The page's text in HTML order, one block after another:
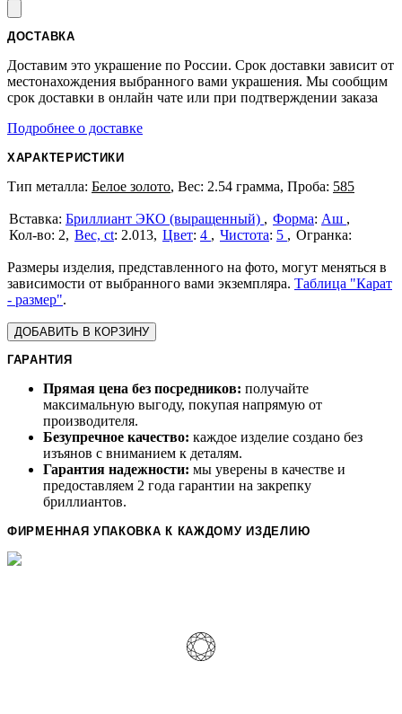
ДОСТАВКА
Доставим это украшение по России. Срок доставки зависит от
местонахождения выбранного вами украшения. Мы сообщим
срок доставки в онлайн чате или при подтверждении заказа
Подробнее о доставке
ХАРАКТЕРИСТИКИ
Тип металла: Белое золото, Вес: 2.54 грамма, Проба: 585
Бриллиант ЭКО (выращенный) Форма: Аш
2
Вес, ct: 2.013 Цвет: 4 Чистота: 5
Размеры изделия, представленного на фото, могут меняться в
зависимости от выбранного вами экземпляра. Таблица "Карат
- размер".
ДОБАВИТЬ В КОРЗИНУ
ГАРАНТИЯ
Прямая цена без посредников: получайте
максимальную выгоду, покупая напрямую от
производителя.
Безупречное качество: каждое изделие создано без
изъянов с вниманием к деталям.
Гарантия надежности: мы уверены в качестве и
предоставляем 2 года гарантии на закрепку
бриллиантов.
ФИРМЕННАЯ УПАКОВКА К КАЖДОМУ ИЗДЕЛИЮ